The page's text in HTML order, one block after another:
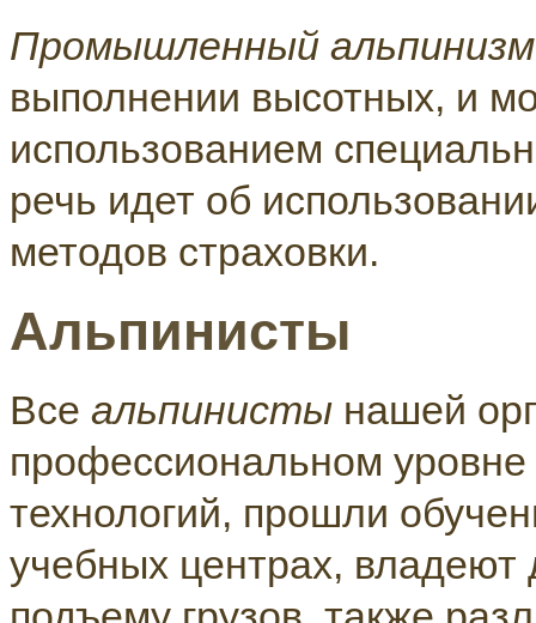
Промышленный альпинизм
выполнении высотных, и
использованием
речь идет об
методов страховки.
Альпинисты
Все альпинисты нашей
профессиональном
технологий, прошли
учебных центрах,